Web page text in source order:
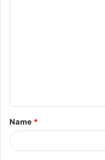
t
*
Name *